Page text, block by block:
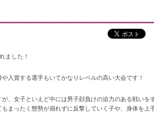
ました！
入賞する選手もいてかなりレベルの高い大会です！
、女子といえど中には男子顔負けの迫力のある戦いを
まったく態勢が崩れずに反撃していく子や、身体を上